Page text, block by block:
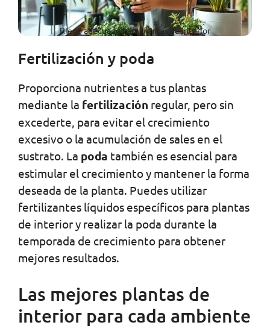
Riego adecuado para plantas de interior
Fertilización y poda
Proporciona nutrientes a tus plantas
mediante la fertilización regular, pero sin
excederte, para evitar el crecimiento
excesivo o la acumulación de sales en el
sustrato. La poda también es esencial para
estimular el crecimiento y mantener la forma
deseada de la planta. Puedes utilizar
fertilizantes líquidos específicos para plantas
de interior y realizar la poda durante la
temporada de crecimiento para obtener
mejores resultados.
Las mejores plantas de
interior para cada ambiente